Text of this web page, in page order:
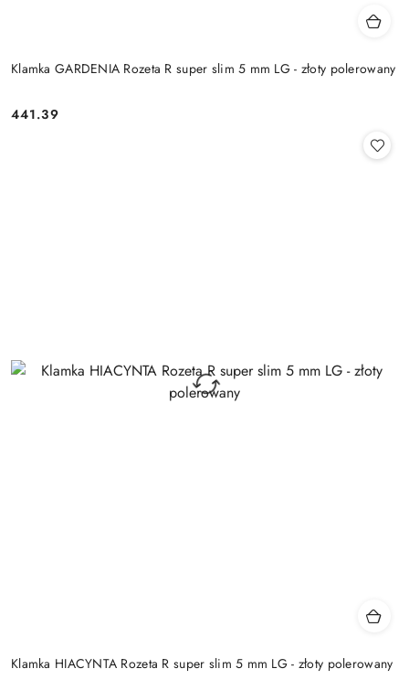
Klamka GARDENIA Rozeta R super slim 5 mm LG - złoty polerowany
Cena:
441.39
Klamka HIACYNTA Rozeta R super slim 5 mm LG - złoty polerowany